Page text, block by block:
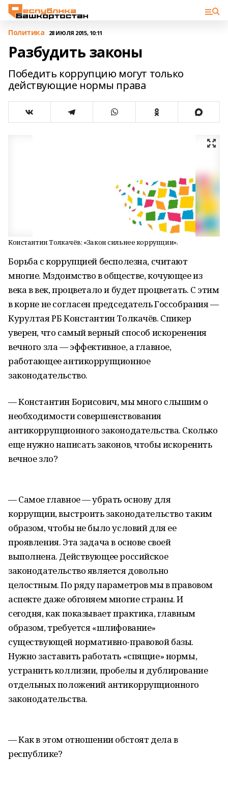
Политика 28 ИЮЛЯ 2015, 10:11
Разбудить законы
Победить коррупцию могут только
действующие нормы права
Константин Толкачёв: «Закон сильнее коррупции».
Борьба с коррупцией бесполезна, считают
многие. Мздоимство в обществе, кочующее из
века в век, процветало и будет процветать. С этим
в корне не согласен председатель Госсобрания —
Курултая РБ Константин Толкачёв. Спикер
уверен, что самый верный способ искоренения
вечного зла — эффективное, а главное,
работающее антикоррупционное
законодательство.
— Константин Борисович, мы много слышим о
необходимости совершенствования
антикоррупционного законодательства. Сколько
еще нужно написать законов, чтобы искоренить
вечное зло?
— Самое главное — убрать основу для
коррупции, выстроить законодательство таким
образом, чтобы не было условий для ее
проявления. Эта задача в основе своей
выполнена. Действующее российское
законодательство является довольно
целостным. По ряду параметров мы в правовом
аспекте даже обгоняем многие страны. И
сегодня, как показывает практика, главным
образом, требуется «шлифование»
существующей нормативно-правовой базы.
Нужно заставить работать «спящие» нормы,
устранить коллизии, пробелы и дублирование
отдельных положений антикоррупционного
законодательства.
— Как в этом отношении обстоят дела в
республике?